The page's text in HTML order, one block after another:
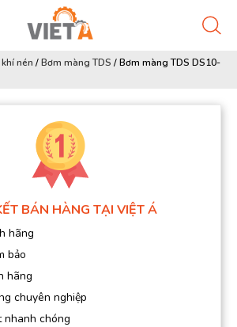
nén /Bơm màng TDS /Bơm màng TDS DS10-
BÁN HÀNG TẠI VIỆT Á
hãng
bảo
hãng
chuyên nghiệp
chóng